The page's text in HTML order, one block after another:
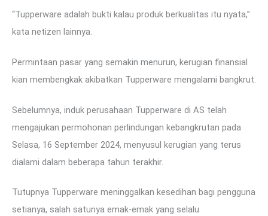
“Tupperware adalah bukti kalau produk berkualitas itu nyata,”
kata netizen lainnya.
Permintaan pasar yang semakin menurun, kerugian finansial
kian membengkak akibatkan Tupperware mengalami bangkrut.
Sebelumnya, induk perusahaan Tupperware di AS telah
mengajukan permohonan perlindungan kebangkrutan pada
Selasa, 16 September 2024, menyusul kerugian yang terus
dialami dalam beberapa tahun terakhir.
Tutupnya Tupperware meninggalkan kesedihan bagi pengguna
setianya, salah satunya emak-emak yang selalu